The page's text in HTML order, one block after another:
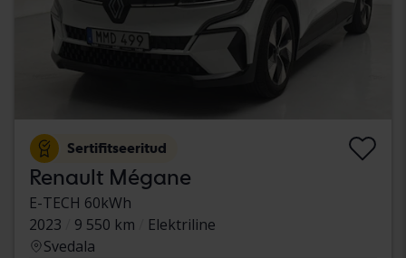
Sertifitseeritud
Renault Mégane
E-TECH 60kWh
2023
9 550 km
Elektriline
Svedala